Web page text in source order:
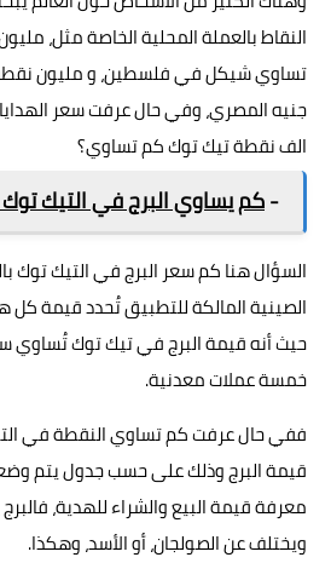
النقاط بالعملة المحلية الخاصة مثل،
تساوي شيكل في فلسطين، و مليون
الف نقطة تيك توك كم تساوي؟
-كم يساوي البرج في التيك توك
السؤال هنا كم سعر البرج في التيك توك
الصينية المالكة للتطبيق تُحدد قيمة
خمسة عملات معدنية.
ففي حال عرفت كم تساوي النقطة في
قيمة البرج وذلك على حسب جدول يتم
معرفة قيمة البيع والشراء للهدية،
ويختلف عن الصولجان، أو الأسد، وهكذا.